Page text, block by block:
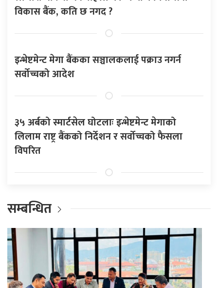
विकास बैंक, कति छ नगद ?
इन्भेष्टमेन्ट मेगा बैंकका सञ्चालकलाई पक्राउ नगर्न
सर्वोच्चको आदेश
३५ अर्बको स्मार्टसेल घोटलाः इन्भेष्टमेन्ट मेगाको
लिलाम राष्ट्र बैंकको निर्देशन र सर्वोच्चको फैसला
विपरित
सम्बन्धित